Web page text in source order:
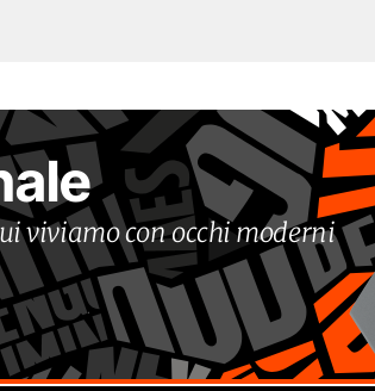
viviamo con occhi moderni